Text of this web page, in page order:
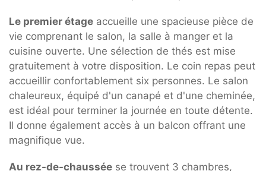
Le premier étage accueille une spacieuse pièce de
vie comprenant le salon, la salle à manger et la
cuisine ouverte. Une sélection de thés est mise
gratuitement à votre disposition. Le coin repas peut
accueillir confortablement six personnes. Le salon
chaleureux, équipé d'un canapé et d'une cheminée,
est idéal pour terminer la journée en toute détente.
Il donne également accès à un balcon offrant une
magnifique vue.
Au rez-de-chaussée se trouvent 3 chambres,